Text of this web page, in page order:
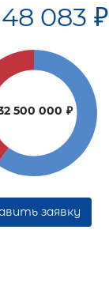
083 ₽
500 000 ₽
заявку